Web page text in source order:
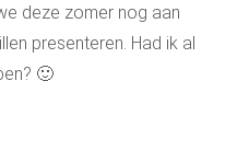
deze zomer nog aan
presenteren. Had ik al
🙂